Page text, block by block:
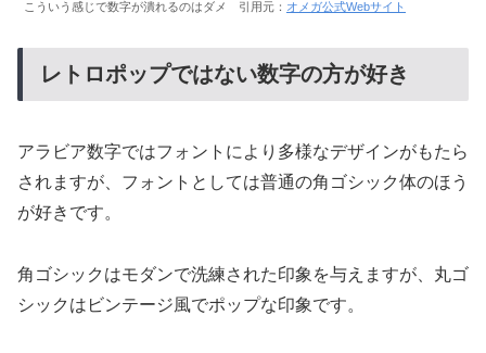
こういう感じで数字が潰れるのはダメ 引用元： オメガ公式Webサイト
レトロポップではない数字の方が好き
アラビア数字ではフォントにより多様なデザインがもたら
されますが、フォントとしては普通の角ゴシック体のほう
が好きです。
角ゴシックはモダンで洗練された印象を与えますが、丸ゴ
シックはビンテージ風でポップな印象です。